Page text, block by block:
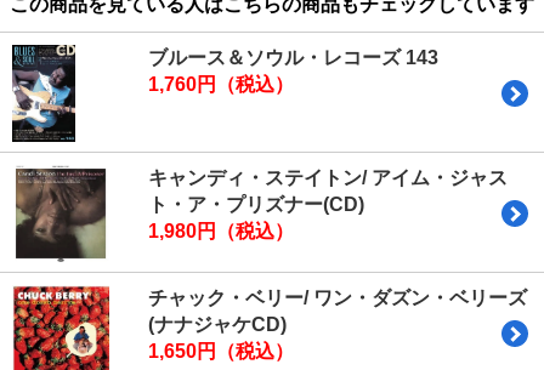
ブルース＆ソウル・レコーズ 143
1,760円（税込）
キャンディ・ステイトン/ アイム・ジャス
ト・ア・プリズナー(CD)
1,980円（税込）
チャック・ベリー/ ワン・ダズン・ベリーズ
(ナナジャケCD)
1,650円（税込）